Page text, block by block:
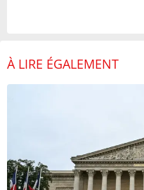
À LIRE ÉGALEMENT